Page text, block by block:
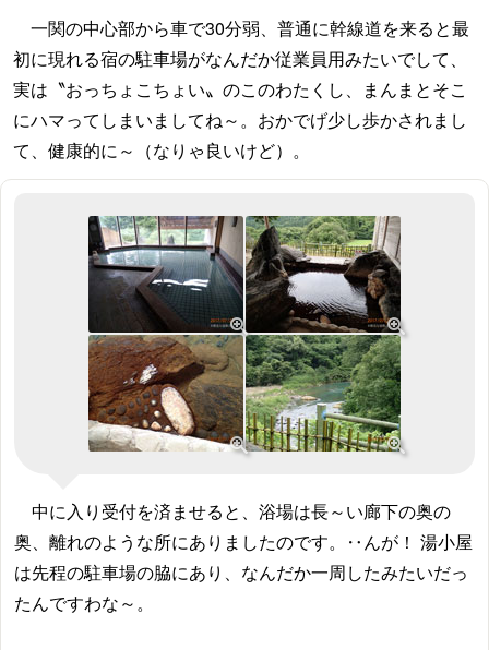
一関の中心部から車で30分弱、普通に幹線道を来ると最
初に現れる宿の駐車場がなんだか従業員用みたいでして、
実は〝おっちょこちょい〟のこのわたくし、まんまとそこ
にハマってしまいましてね～。おかでげ少し歩かされまし
て、健康的に～（なりゃ良いけど）。
中に入り受付を済ませると、浴場は長～い廊下の奥の
奥、離れのような所にありましたのです。‥んが！ 湯小屋
は先程の駐車場の脇にあり、なんだか一周したみたいだっ
たんですわな～。